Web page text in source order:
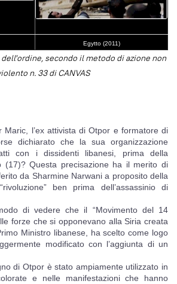
Egytto (2011)
secondo il metodo di azione non
n. 33 di CANVAS
Maric, l’ex attivista di Otpor e formatore di
dichiarato che la sua organizzazione
con i dissidenti libanesi, prima della
(17)? Questa precisazione ha il merito di
da Sharmine Narwani a proposito della
ben prima dell’assassinio di
di vedere che il “Movimento del 14
forze che si opponevano alla Siria creata
Ministro libanese, ha scelto come logo
modificato con l’aggiunta di un
di Otpor è stato ampiamente utilizzato in
e nelle manifestazioni che hanno